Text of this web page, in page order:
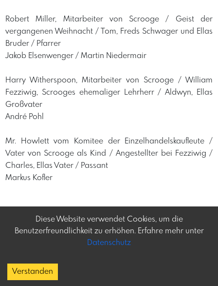
Robert Miller, Mitarbeiter von Scrooge / Geist der
vergangenen Weihnacht / Tom, Freds Schwager und Ellas
Bruder / Pfarrer
Jakob Elsenwenger / Martin Niedermair
Harry Witherspoon, Mitarbeiter von Scrooge / William
Fezziwig, Scrooges ehemaliger Lehrherr / Aldwyn, Ellas
Großvater
André Pohl
Mr. Howlett vom Komitee der Einzelhandelskaufleute /
Vater von Scrooge als Kind / Angestellter bei Fezziwig /
Charles, Ellas Vater / Passant
Markus Kofler
Diese Website verwendet Cookies, um die
Benutzerfreundlichkeit zu erhöhen. Erfahre mehr unter
Datenschutz
Verstanden
und mehr in Österreich
Kontakt: social@frey-tag.at